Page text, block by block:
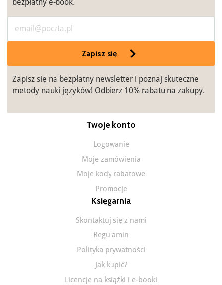
bezpłatny e-book.
Zapisz się
Zapisz się na bezpłatny newsletter i poznaj skuteczne
metody nauki języków! Odbierz 10% rabatu na zakupy.
Twoje konto
Logowanie
Moje zamówienia
Moje kody rabatowe
Promocje
Księgarnia
Skontaktuj się z nami
Regulamin
Polityka prywatności
Jak kupić?
Licencje na książki i e-booki